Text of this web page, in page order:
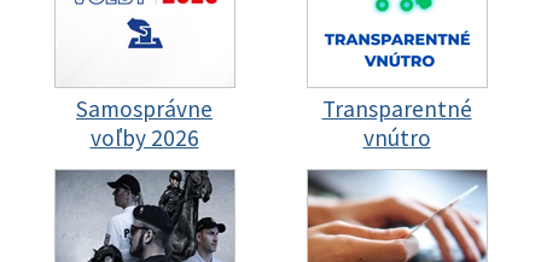
Samosprávne
voľby 2026
Transparentné
vnútro